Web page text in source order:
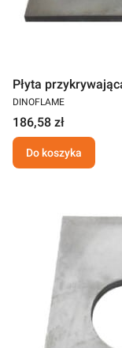
Płyta
DINOFLAME
186,58 zł
Do koszyka